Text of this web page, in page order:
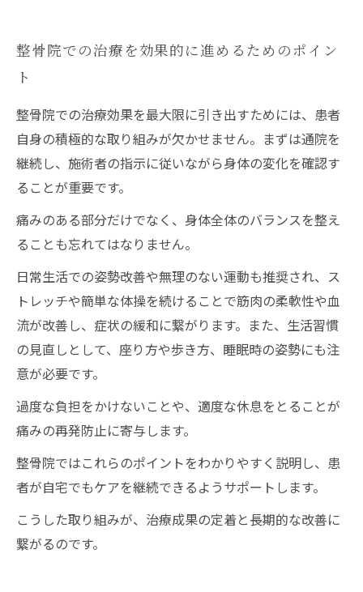
整骨院での治療を効果的に進めるためのポイン
ト
整骨院での治療効果を最大限に引き出すためには、患者
自身の積極的な取り組みが欠かせません。まずは通院を
継続し、施術者の指示に従いながら身体の変化を確認す
ることが重要です。
痛みのある部分だけでなく、身体全体のバランスを整え
ることも忘れてはなりません。
日常生活での姿勢改善や無理のない運動も推奨され、ス
トレッチや簡単な体操を続けることで筋肉の柔軟性や血
流が改善し、症状の緩和に繋がります。また、生活習慣
の見直しとして、座り方や歩き方、睡眠時の姿勢にも注
意が必要です。
過度な負担をかけないことや、適度な休息をとることが
痛みの再発防止に寄与します。
整骨院ではこれらのポイントをわかりやすく説明し、患
者が自宅でもケアを継続できるようサポートします。
こうした取り組みが、治療成果の定着と長期的な改善に
繋がるのです。